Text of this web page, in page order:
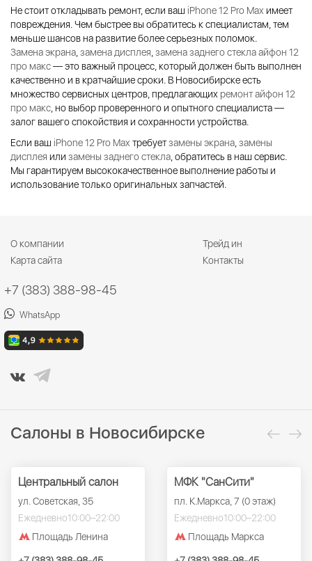
Не стоит откладывать ремонт, если ваш iPhone 12 Pro Max имеет
повреждения. Чем быстрее вы обратитесь к специалистам, тем
меньше шансов на развитие более серьезных поломок.
Замена экрана замена дисплея замена заднего стекла айфон 12
про макс— это важный процесс, который должен быть выполнен
качественно и в кратчайшие сроки. В Новосибирске есть
множество сервисных центров, предлагающих ремонт айфон 12
про макс , но выбор проверенного и опытного специалиста —
залог вашего спокойствия и сохранности устройства.
Если ваш iPhone 12 Pro Max требуетзамены экрана замены
дисплея или замены заднего стекла , обратитесь в наш сервис.
Мы гарантируем высококачественное выполнение работы и
использование только оригинальных запчастей.
О компании
Трейд ин
Карта сайта
Контакты
+7 (383) 388-98-45
WhatsApp
Салоны в Новосибирске
Центральный салон
ул. Советская, 35
Ежедневно10:00–22:00
Площадь Ленина
МФК "СанСити"
пл. К.Маркса, 7 (0 этаж)
Ежедневно10:00–22:00
Площадь Маркса